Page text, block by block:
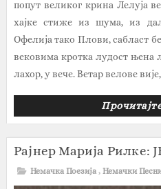
попут великог крина Лелуја
хајке стиже из шума, из
Офелија тако Плови, сабласт
вековима кротка лудост њена
лахор, у вече. Ветар велове
Рајнер Марија Рилке‎:
Немачка Поезија , Немачки